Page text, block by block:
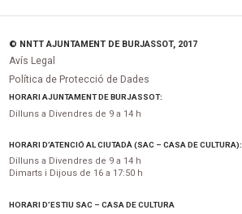
© NNTT AJUNTAMENT DE BURJASSOT, 2017
Avís Legal
Política de Protecció de Dades
HORARI AJUNTAMENT DE BURJASSOT:
Dilluns a Divendres de 9 a 14 h
HORARI D’ATENCIÓ AL CIUTADÀ (SAC – CASA DE CULTURA):
Dilluns a Divendres de 9 a 14 h
Dimarts i Dijous de 16 a 17:50 h
HORARI D’ESTIU SAC – CASA DE CULTURA